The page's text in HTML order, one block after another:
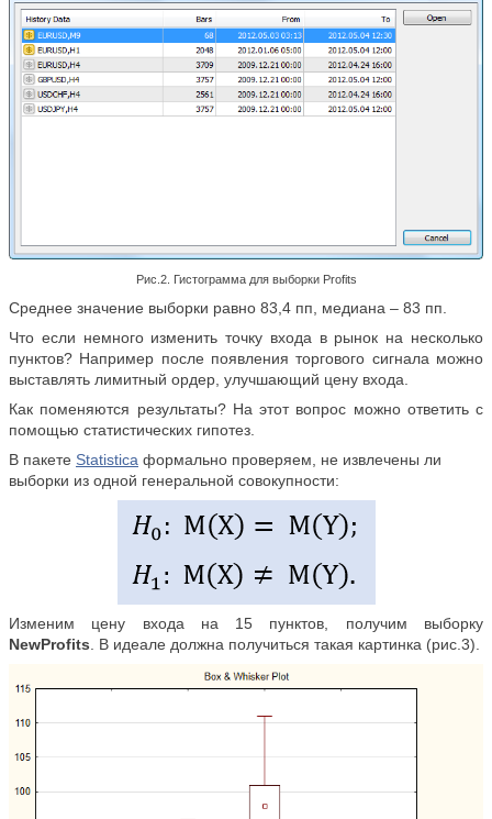
Рис.2. Гистограмма для выборки Profits
Среднее значение выборки равно 83,4 пп, медиана – 83 пп.
Что если немного изменить точку входа в рынок на несколько
пунктов? Например после появления торгового сигнала можно
выставлять лимитный ордер, улучшающий цену входа.
Как поменяются результаты? На этот вопрос можно ответить с
помощью статистических гипотез.
В пакете Statistica формально проверяем, не извлечены ли
выборки из одной генеральной совокупности:
Изменим цену входа на 15 пунктов, получим выборку
NewProfits . В идеале должна получиться такая картинка (рис.3).